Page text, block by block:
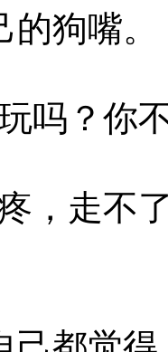
狗嘴。
？你不
不了